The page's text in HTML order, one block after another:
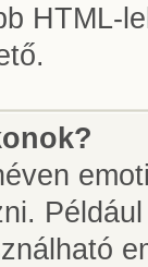
HTML-